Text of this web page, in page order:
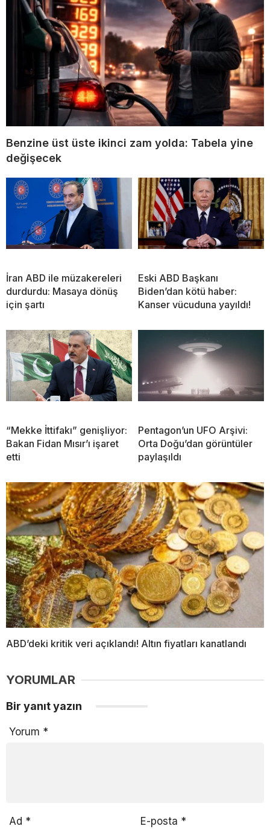
Benzine üst üste ikinci zam yolda: Tabela yine
değişecek
İran ABD ile müzakereleri
durdurdu: Masaya dönüş
için şartı
Eski ABD Başkanı
Biden’dan kötü haber:
Kanser vücuduna yayıldı!
“Mekke İttifakı” genişliyor:
Bakan Fidan Mısır’ı işaret
etti
Pentagon’un UFO Arşivi:
Orta Doğu’dan görüntüler
paylaşıldı
ABD’deki kritik veri açıklandı! Altın fiyatları kanatlandı
YORUMLAR
Bir yanıt yazın
Yorum *
Ad * E-posta *